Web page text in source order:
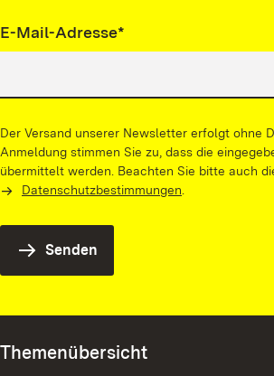
Pflichtfeld
E-Mail-Adresse*
Der Versand unserer Newsletter erfolgt ohne
Anmeldung stimmen Sie zu, dass die
übermittelt werden. Beachten Sie bitte auch
Datenschutzbestimmungen
Senden
Themenübersicht